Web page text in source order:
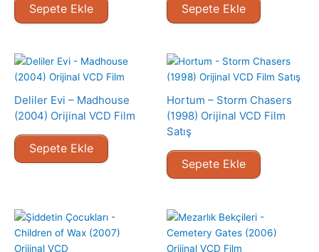
Sepete Ekle Sepete Ekle
Deliler Evi – Madhouse
(2004) Orijinal VCD Film
Sepete Ekle
Hortum – Storm Chasers
(1998) Orijinal VCD Film
Satış
Sepete Ekle